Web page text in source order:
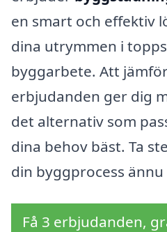
en smart och effektiv
dina utrymmen i
byggarbete. Att
erbjudanden ger dig
det alternativ som
dina behov bäst. Ta
din byggprocess
Få 3 erbjudanden,